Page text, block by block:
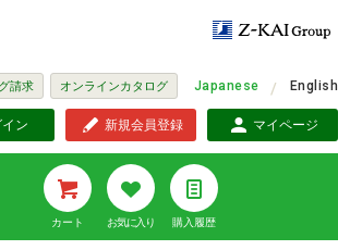
請求 オンラインカタログ Japanese English
イン 新規会員登録 マイページ
カート お気に入り 購入履歴